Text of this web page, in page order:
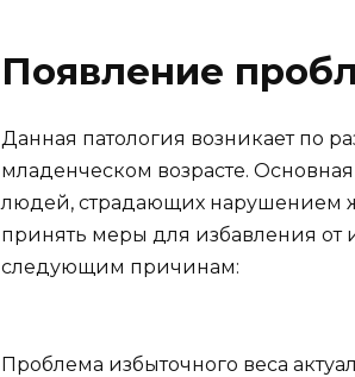
Появление
Данная патология возникает по
младенческом возрасте.
людей, страдающих нарушением
принять меры для избавления от
следующим причинам:
Проблема избыточного веса